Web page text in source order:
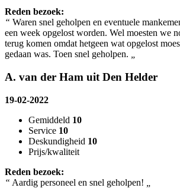
Reden bezoek:
“ Waren snel geholpen en eventuele
een week opgelost worden. Wel moesten we
terug komen omdat hetgeen wat opgelost
gedaan was. Toen snel geholpen. „
A. van der Ham uit Den Helder
19-02-2022
Gemiddeld 10
Service 10
Deskundigheid 10
Prijs/kwaliteit
Reden bezoek:
“ Aardig personeel en snel geholpen!